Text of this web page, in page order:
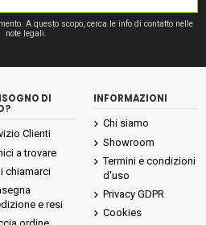
A questo scopo, cerca le info di contatto nelle
note legali.
DI
Clienti
a trovare
chiamarci
e resi
INFORMAZIONI
Chi siamo
Showroom
Termini e condizioni
d'uso
Privacy GDPR
Cookies